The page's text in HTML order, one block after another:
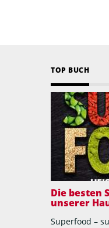
TOP BUCH
Die besten
unserer
Superfood –